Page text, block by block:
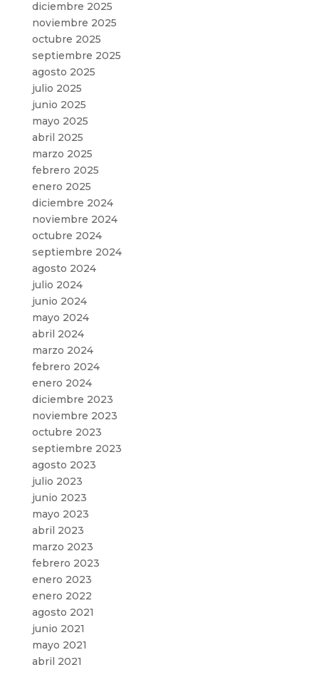
diciembre 2025
noviembre 2025
octubre 2025
septiembre 2025
agosto 2025
julio 2025
junio 2025
mayo 2025
abril 2025
marzo 2025
febrero 2025
enero 2025
diciembre 2024
noviembre 2024
octubre 2024
septiembre 2024
agosto 2024
julio 2024
junio 2024
mayo 2024
abril 2024
marzo 2024
febrero 2024
enero 2024
diciembre 2023
noviembre 2023
octubre 2023
septiembre 2023
agosto 2023
julio 2023
junio 2023
mayo 2023
abril 2023
marzo 2023
febrero 2023
enero 2023
enero 2022
agosto 2021
junio 2021
mayo 2021
abril 2021